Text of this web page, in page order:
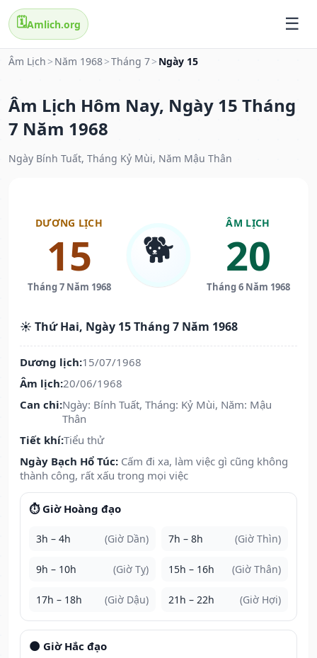
🗓️Amlich.org
Âm Lịch > Năm 1968>Tháng 7> Ngày 15
Âm Lịch Hôm Nay, Ngày 15 Tháng
7 Năm 1968
Ngày Bính Tuất, Tháng Kỷ Mùi, Năm Mậu Thân
DƯƠNG LỊCH
15
Tháng 7 Năm 1968
🐕
ÂM LỊCH
20
Tháng 6 Năm 1968
☀️ Thứ Hai, Ngày 15 Tháng 7 Năm 1968
Dương lịch:15/07/1968
Âm lịch:20/06/1968
Can chi:Ngày: Bính Tuất, Tháng: Kỷ Mùi, Năm: Mậu
Thân
Tiết khí:Tiểu thử
Ngày Bạch Hổ Túc: Cấm đi xa, làm việc gì cũng không
thành công, rất xấu trong mọi việc
⏱️ Giờ Hoàng đạo
3h – 4h (Giờ Dần) 7h – 8h (Giờ Thìn)
9h – 10h (Giờ Tỵ) 15h – 16h (Giờ Thân)
17h – 18h (Giờ Dậu) 21h – 22h (Giờ Hợi)
🌑 Giờ Hắc đạo